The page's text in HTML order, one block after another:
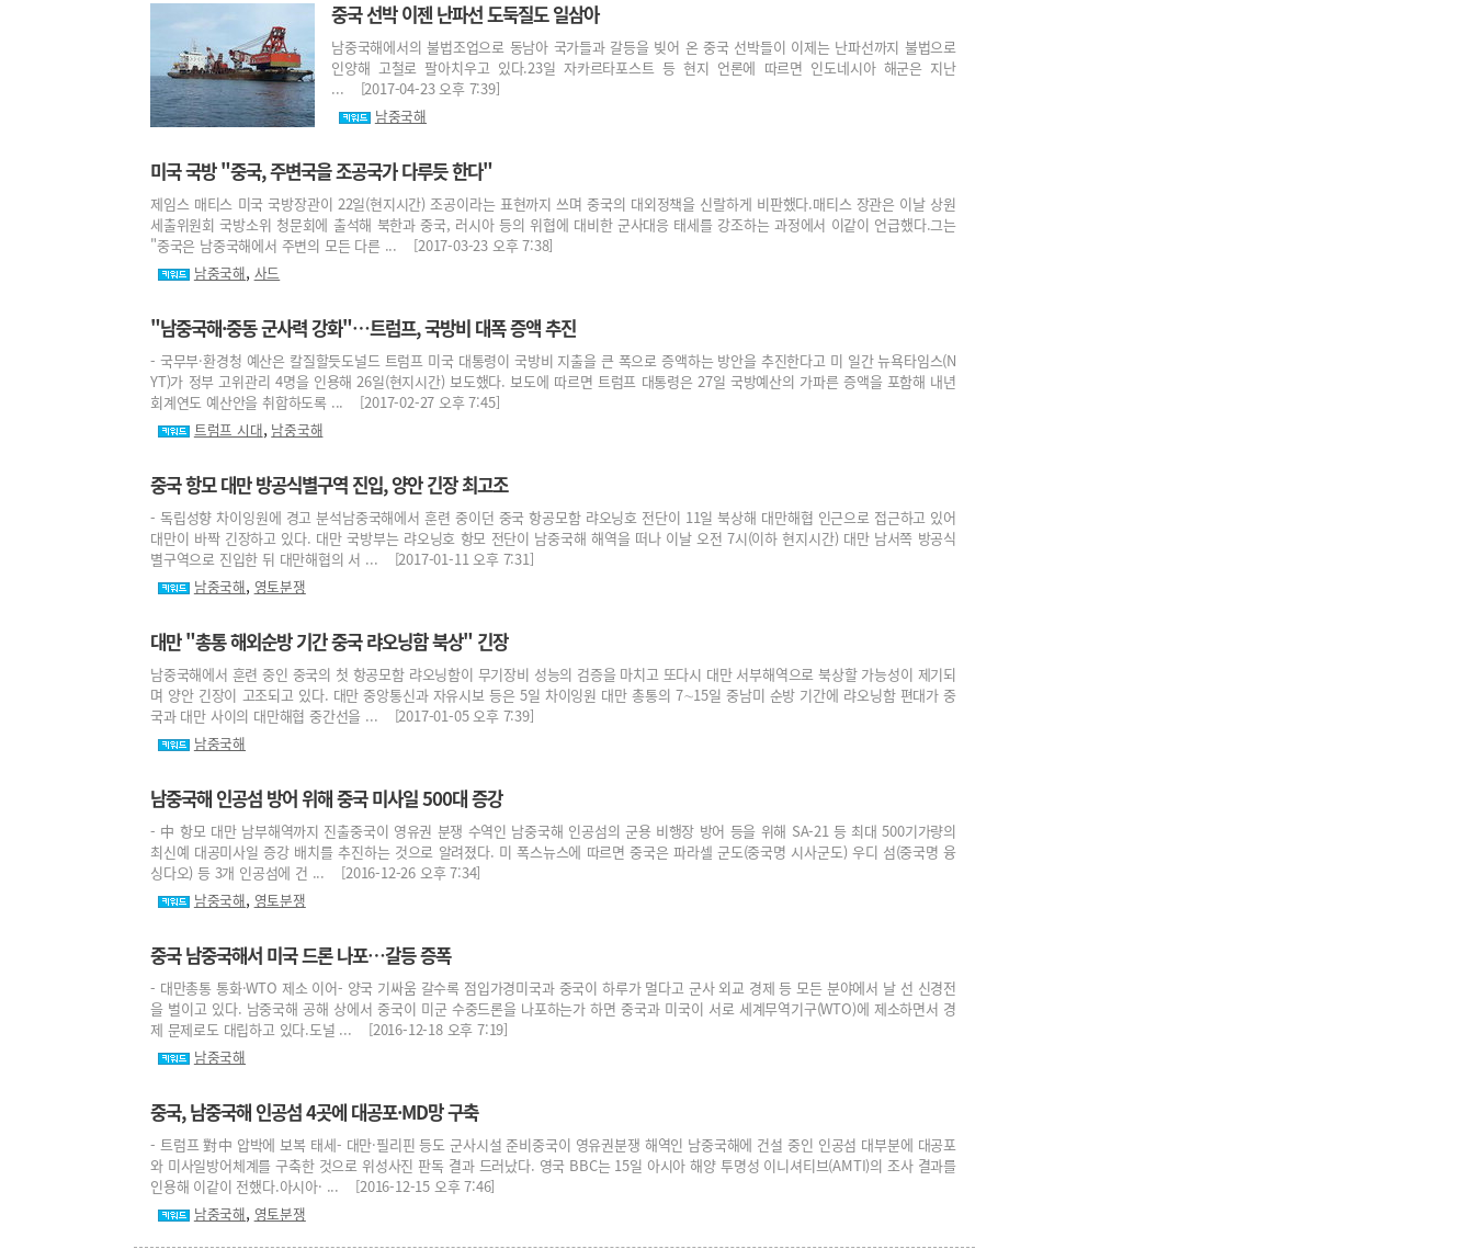
중국 선박 이젠 난파선 도둑질도 일삼아
남중국해에서의 불법조업으로 동남아 국가들과 갈등을 빚어 온 중국 선박들이 이제는 난파선까지 불법으로
인양해 고철로 팔아치우고 있다.23일 자카르타포스트 등 현지 언론에 따르면 인도네시아 해군은 지난
... [2017-04-23 오후 7:39]
남중국해
미국 국방 "중국, 주변국을 조공국가 다루듯 한다"
제임스 매티스 미국 국방장관이 22일(현지시간) 조공이라는 표현까지 쓰며 중국의 대외정책을 신랄하게 비판했다.매티스 장관은 이날 상원
세출위원회 국방소위 청문회에 출석해 북한과 중국, 러시아 등의 위협에 대비한 군사대응 태세를 강조하는 과정에서 이같이 언급했다.그는
"중국은 남중국해에서 주변의 모든 다른 ... [2017-03-23 오후 7:38]
남중국해, 사드
"남중국해·중동 군사력 강화"…트럼프, 국방비 대폭 증액 추진
- 국무부·환경청 예산은 칼질할듯도널드 트럼프 미국 대통령이 국방비 지출을 큰 폭으로 증액하는 방안을 추진한다고 미 일간 뉴욕타임스(N
YT)가 정부 고위관리 4명을 인용해 26일(현지시간) 보도했다. 보도에 따르면 트럼프 대통령은 27일 국방예산의 가파른 증액을 포함해 내년
회계연도 예산안을 취합하도록 ... [2017-02-27 오후 7:45]
트럼프 시대, 남중국해
중국 항모 대만 방공식별구역 진입, 양안 긴장 최고조
- 독립성향 차이잉원에 경고 분석남중국해에서 훈련 중이던 중국 항공모함 랴오닝호 전단이 11일 북상해 대만해협 인근으로 접근하고 있어
대만이 바짝 긴장하고 있다. 대만 국방부는 랴오닝호 항모 전단이 남중국해 해역을 떠나 이날 오전 7시(이하 현지시간) 대만 남서쪽 방공식
별구역으로 진입한 뒤 대만해협의 서 ... [2017-01-11 오후 7:31]
남중국해, 영토분쟁
대만 "총통 해외순방 기간 중국 랴오닝함 북상" 긴장
남중국해에서 훈련 중인 중국의 첫 항공모함 랴오닝함이 무기장비 성능의 검증을 마치고 또다시 대만 서부해역으로 북상할 가능성이 제기되
며 양안 긴장이 고조되고 있다. 대만 중앙통신과 자유시보 등은 5일 차이잉원 대만 총통의 7∼15일 중남미 순방 기간에 랴오닝함 편대가 중
국과 대만 사이의 대만해협 중간선을 ... [2017-01-05 오후 7:39]
남중국해
남중국해 인공섬 방어 위해 중국 미사일 500대 증강
- 中 항모 대만 남부해역까지 진출중국이 영유권 분쟁 수역인 남중국해 인공섬의 군용 비행장 방어 등을 위해 SA-21 등 최대 500기가량의
최신예 대공미사일 증강 배치를 추진하는 것으로 알려졌다. 미 폭스뉴스에 따르면 중국은 파라셀 군도(중국명 시사군도) 우디 섬(중국명 융
싱다오) 등 3개 인공섬에 건 ... [2016-12-26 오후 7:34]
남중국해, 영토분쟁
중국 남중국해서 미국 드론 나포…갈등 증폭
- 대만총통 통화·WTO 제소 이어- 양국 기싸움 갈수록 점입가경미국과 중국이 하루가 멀다고 군사 외교 경제 등 모든 분야에서 날 선 신경전
을 벌이고 있다. 남중국해 공해 상에서 중국이 미군 수중드론을 나포하는가 하면 중국과 미국이 서로 세계무역기구(WTO)에 제소하면서 경
제 문제로도 대립하고 있다.도널 ... [2016-12-18 오후 7:19]
남중국해
중국, 남중국해 인공섬 4곳에 대공포·MD망 구축
- 트럼프 對中 압박에 보복 태세- 대만·필리핀 등도 군사시설 준비중국이 영유권분쟁 해역인 남중국해에 건설 중인 인공섬 대부분에 대공포
와 미사일방어체계를 구축한 것으로 위성사진 판독 결과 드러났다. 영국 BBC는 15일 아시아 해양 투명성 이니셔티브(AMTI)의 조사 결과를
인용해 이같이 전했다.아시아· ... [2016-12-15 오후 7:46]
남중국해, 영토분쟁